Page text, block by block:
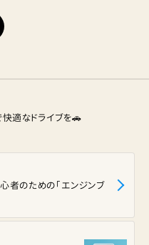
適なドライブを🚗
者のための「エンジンブ